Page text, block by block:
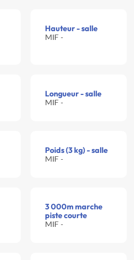
Hauteur - salle
MIF -
Longueur - salle
MIF -
Poids (3 kg) - salle
MIF -
3 000m marche
piste courte
MIF -